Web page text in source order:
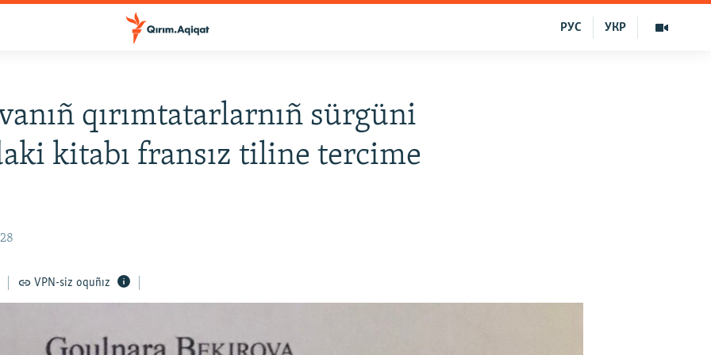
УКР
РУС
qırımtatarlarnıñ sürgüni
kitabı fransız tiline tercime
VPN-siz oquñız